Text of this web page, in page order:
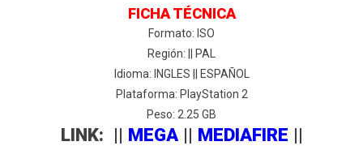
FICHA TÉCNICA
Formato: ISO
Región: || PAL
Idioma: INGLES || ESPAÑOL
Plataforma: PlayStation 2
Peso: 2.25 GB
LINK: || MEGA|| MEDIAFIRE ||